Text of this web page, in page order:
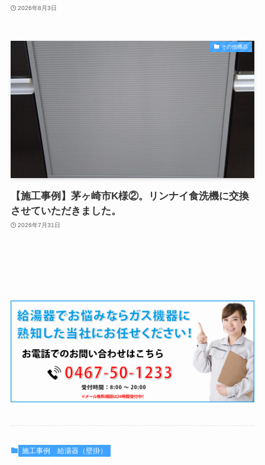
2026年8月3日
その他機器
【施工事例】茅ヶ崎市K様②。リンナイ食洗機に交換
させていただきました。
2026年7月31日
施工事例 給湯器（壁掛）